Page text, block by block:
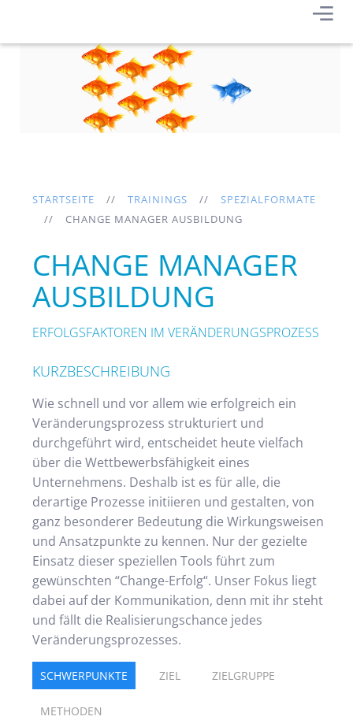
STARTSEITE TRAININGS
SPEZIALFORMATE
CHANGE MANAGER AUSBILDUNG
CHANGE MANAGER
AUSBILDUNG
ERFOLGSFAKTOREN IM VERÄNDERUNGSPROZESS
KURZBESCHREIBUNG
Wie schnell und vor allem wie erfolgreich ein
Veränderungsprozess strukturiert und
durchgeführt wird, entscheidet heute vielfach
über die Wettbewerbsfähigkeit eines
Unternehmens. Deshalb ist es für alle, die
derartige Prozesse initiieren und gestalten, von
ganz besonderer Bedeutung die Wirkungsweisen
und Ansatzpunkte zu kennen. Nur der gezielte
Einsatz dieser speziellen Tools führt zum
gewünschten “Change-Erfolg“. Unser Fokus liegt
dabei auf der Kommunikation, denn mit ihr steht
und fällt die Realisierungschance jedes
Veränderungsprozesses.
SCHWERPUNKTE ZIEL ZIELGRUPPE
METHODEN